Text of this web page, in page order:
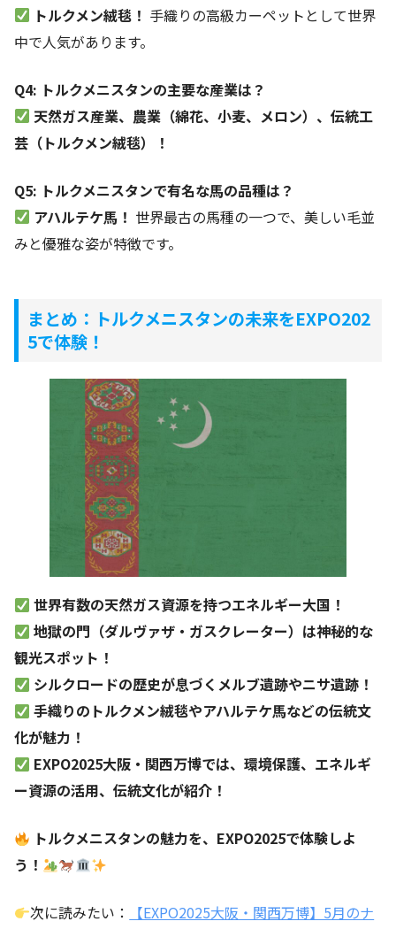
トルクメン絨毯！ 手織りの高級カーペットとして世界
中で人気があります。
Q4: トルクメニスタンの主要な産業は？
天然ガス産業、農業（綿花、小麦、メロン）、伝統工
芸（トルクメン絨毯）！
Q5: トルクメニスタンで有名な馬の品種は？
アハルテケ馬！ 世界最古の馬種の一つで、美しい毛並
みと優雅な姿が特徴です。
まとめ：トルクメニスタンの未来をEXPO202
5で体験！
世界有数の天然ガス資源を持つエネルギー大国！
地獄の門（ダルヴァザ・ガスクレーター）は神秘的な
観光スポット！
シルクロードの歴史が息づくメルブ遺跡やニサ遺跡！
手織りのトルクメン絨毯やアハルテケ馬などの伝統文
化が魅力！
EXPO2025大阪・関西万博では、環境保護、エネルギ
ー資源の活用、伝統文化が紹介！
トルクメニスタンの魅力を、EXPO2025で体験しよ
う！
️次に読みたい：
【EXPO2025大阪・関西万博】5月のナ